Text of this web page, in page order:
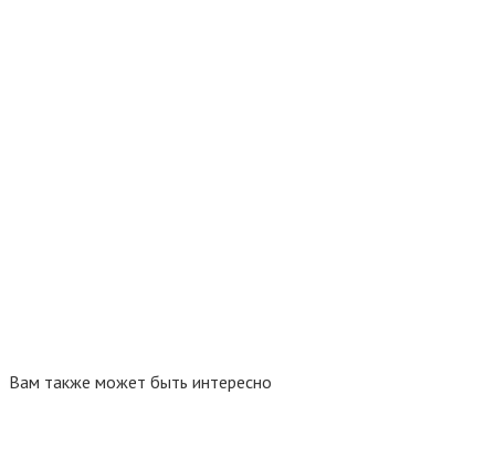
Вам также может быть интересно